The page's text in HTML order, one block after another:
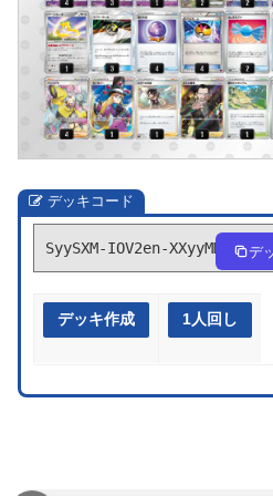
デッキコード
SyySXM-IOV2en-XXyyMM デ
デッキ作成 1人回し